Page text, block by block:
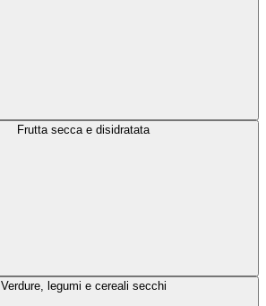
Frutta secca e disidratata
Verdure, legumi e cereali secchi